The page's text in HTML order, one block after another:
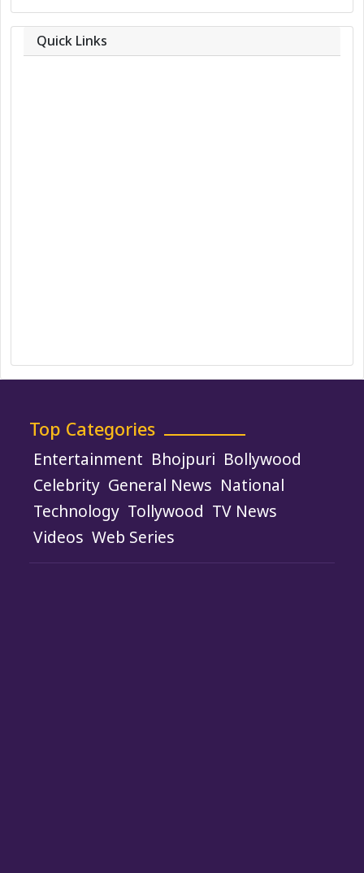
Quick Links
Top Categories
Entertainment Bhojpuri Bollywood
Celebrity General News National
Technology Tollywood TV News
Videos Web Series